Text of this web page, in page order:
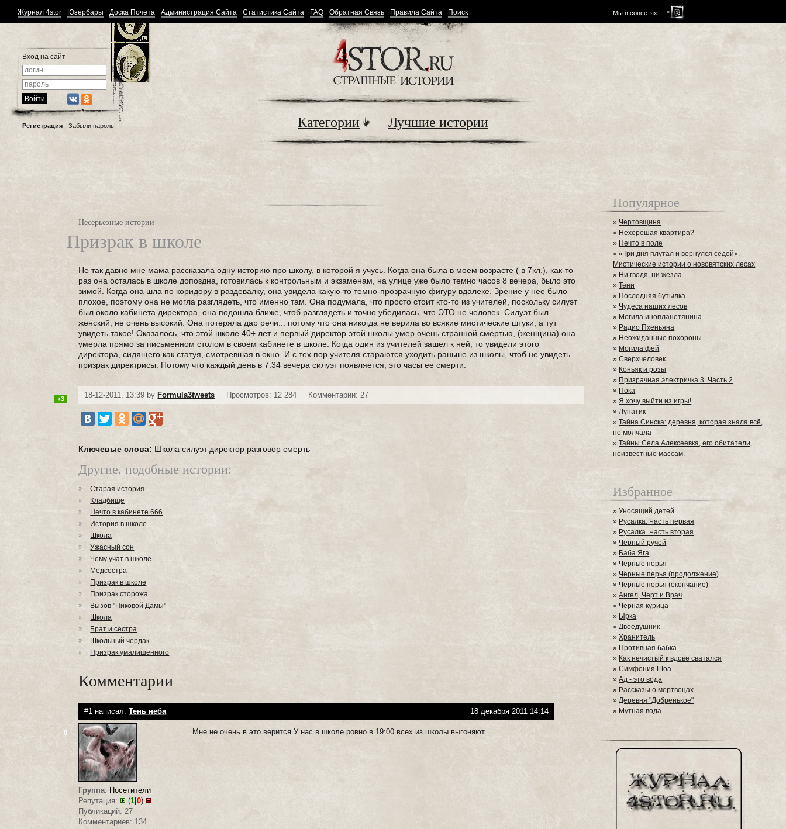
Мы в соцсетях: -->
Журнал 4stor Юзербары Доска Почета Администрация Сайта Статистика Сайта FAQ Обратная Связь Правила Сайта Поиск
Вход на сайт
Регистрация Забыли пароль Категории Лучшие истории
Несерьезные истории
Призрак в школе
Не так давно мне мама рассказала одну историю про школу, в которой я учусь. Когда она была в моем возрасте ( в 7кл.), как-то
раз она осталась в школе допоздна, готовилась к контрольным и экзаменам, на улице уже было темно часов 8 вечера, было это
зимой. Когда она шла по коридору в раздевалку, она увидела какую-то темно-прозрачную фигуру вдалеке. Зрение у нее было
плохое, поэтому она не могла разглядеть, что именно там. Она подумала, что просто стоит кто-то из учителей, поскольку силуэт
был около кабинета директора, она подошла ближе, чтоб разглядеть и точно убедилась, что ЭТО не человек. Силуэт был
женский, не очень высокий. Она потеряла дар речи... потому что она никогда не верила во всякие мистические штуки, а тут
увидеть такое! Оказалось, что этой школе 40+ лет и первый директор этой школы умер очень странной смертью, (женщина) она
умерла прямо за письменном столом в своем кабинете в школе. Когда один из учителей зашел к ней, то увидели этого
директора, сидящего как статуя, смотревшая в окно. И с тех пор учителя стараются уходить раньше из школы, чтоб не увидеть
призрак директрисы. Потому что каждый день в 7:34 вечера силуэт появляется, это часы ее смерти.
18-12-2011, 13:39 by Formula3tweets Просмотров: 12 284 Комментарии: 27
+3
Ключевые слова: Школа силуэт директор разговор смерть
Другие, подобные истории:
Старая история
Кладбище
Нечто в кабинете 666
История в школе
Школа
Ужасный сон
Чему учат в школе
Медсестра
Призрак в школе
Призрак сторожа
Вызов "Пиковой Дамы"
Школа
Брат и сестра
Школьный чердак
Призрак умалишенного
Комментарии
#1 написал:Тень неба 18 декабря 2011 14:14
0
Группа: Посетители
Репутация:
(1 |0)
Публикаций: 27
Комментариев: 134
Мне не очень в это верится.У нас в школе ровно в 19:00 всех из школы выгоняют.
Популярное
» Чертовщина
» Нехорошая квартира?
» Нечто в поле
»«Три дня плутал и вернулся седой».
Мистические истории о нововятских лесах
» Ни гводя, ни жезла
»Тени
» Последняя бутылка
» Чудеса наших лесов
» Могила инопланетянина
» Радио Пхеньяна
» Неожиданные похороны
» Могила фей
»Сверхчеловек
» Коньяк и розы
» Призрачная электричка 3. Часть 2
» Пока
»Я хочу выйти из игры!
»Лунатик
»Тайна Синска: деревня, которая знала всё,
но молчала
»Тайны Села Алексеевка, его обитатели,
неизвестные массам.
Избранное
»Уносящий детей
» Русалка. Часть первая
» Русалка. Часть вторая
» Чёрный ручей
» Баба Яга
»Чёрные перья
» Чёрные перья (продолжение)
» Чёрные перья (окончание)
»Ангел, Черт и Врач
» Черная курица
» Ырка
»Двоедушник
»Хранитель
» Противная бабка
» Как нечистый к вдове сватался
»Симфония Шоа
»Ад - это вода
» Рассказы о мертвецах
»Деревня "Добренькое"
» Мутная вода